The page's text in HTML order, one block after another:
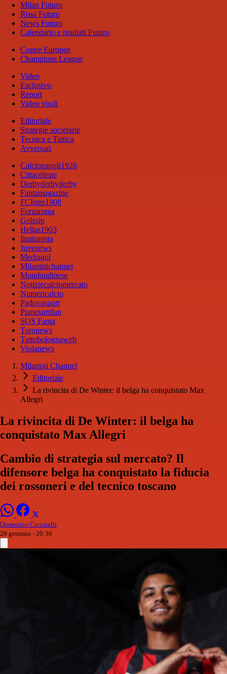
Milan Futuro
Rosa Futuro
News Futuro
Calendario e risultati Futuro
Coppe Europee
Champions League
Video
Esclusivo
Report
Video virali
Editoriale
Strategie societarie
Tecnica e Tattica
Avversari
Calcionapoli1926
Cittaceleste
Derbyderbyderby
Fantamagazine
FCInter1908
Forzaroma
Golssip
Hellas1903
Ilmilanista
Juvenews
Mediagol
Milanistichannel
Mondoudinese
Notiziecalciomercato
Numericalcio
Padovasport
Pianetamilan
SOS Fanta
Toronews
Tuttobolognaweb
Violanews
Milanisti Channel
Editoriale
La rivincita di De Winter: il belga ha conquistato Max
Allegri
La rivincita di De Winter: il belga ha
conquistato Max Allegri
Cambio di strategia sul mercato? Il
difensore belga ha conquistato la fiducia
dei rossoneri e del tecnico toscano
Domenico Ciccarelli
29 gennaio - 20:30